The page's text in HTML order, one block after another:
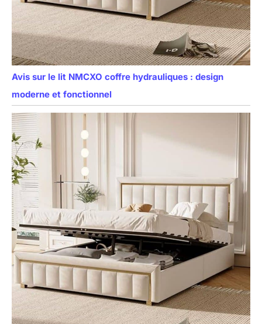
Avis sur le lit NMCXO coffre hydrauliques : design
moderne et fonctionnel